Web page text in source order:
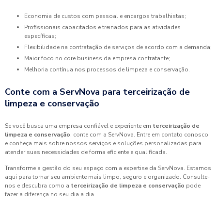
Economia de custos com pessoal e encargos trabalhistas;
Profissionais capacitados e treinados para as atividades
específicas;
Flexibilidade na contratação de serviços de acordo com a demanda;
Maior foco no core business da empresa contratante;
Melhoria contínua nos processos de limpeza e conservação.
Conte com a ServNova para terceirização de
limpeza e conservação
Se você busca uma empresa confiável e experiente em terceirização de
limpeza e conservação, conte com a ServNova. Entre em contato conosco
e conheça mais sobre nossos serviços e soluções personalizadas para
atender suas necessidades de forma eficiente e qualificada.
Transforme a gestão do seu espaço com a expertise da ServNova. Estamos
aqui para tornar seu ambiente mais limpo, seguro e organizado. Consulte-
nos e descubra como a terceirização de limpeza e conservação pode
fazer a diferença no seu dia a dia.